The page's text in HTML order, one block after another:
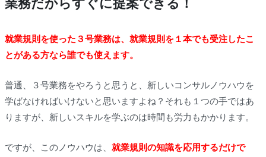
業務だからすぐに提案できる！
就業規則を使った３号業務は、就業規則を１本でも受注したこ
とがある方なら誰でも使えます。
普通、３号業務をやろうと思うと、新しいコンサルノウハウを
学ばなければいけないと思いますよね？それも１つの手ではあ
りますが、新しいスキルを学ぶのは時間も労力もかかります。
ですが、このノウハウは、 就業規則の知識を応用するだけで